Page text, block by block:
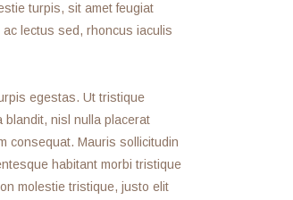
turpis, sit amet feugiat
lectus sed, rhoncus iaculis
egestas. Ut tristique
blandit, nisl nulla placerat
consequat. Mauris sollicitudin
habitant morbi tristique
molestie tristique, justo elit